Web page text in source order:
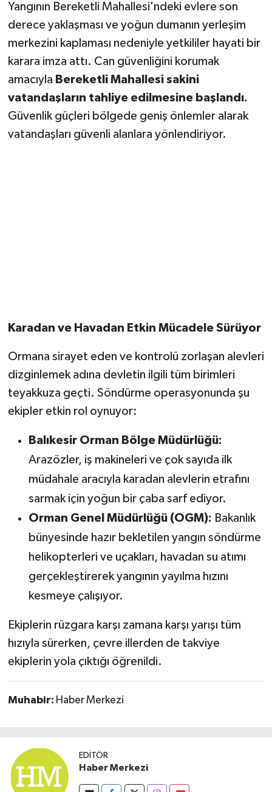
Yangının Bereketli Mahallesi'ndeki evlere son
derece yaklaşması ve yoğun dumanın yerleşim
merkezini kaplaması nedeniyle yetkililer hayati bir
karara imza attı. Can güvenliğini korumak
amacıyla Bereketli Mahallesi sakini
vatandaşların tahliye edilmesine başlandı.
Güvenlik güçleri bölgede geniş önlemler alarak
vatandaşları güvenli alanlara yönlendiriyor.
Karadan ve Havadan Etkin Mücadele Sürüyor
Ormana sirayet eden ve kontrolü zorlaşan alevleri
dizginlemek adına devletin ilgili tüm birimleri
teyakkuza geçti. Söndürme operasyonunda şu
ekipler etkin rol oynuyor:
Balıkesir Orman Bölge Müdürlüğü:
Arazözler, iş makineleri ve çok sayıda ilk
müdahale aracıyla karadan alevlerin etrafını
sarmak için yoğun bir çaba sarf ediyor.
Orman Genel Müdürlüğü (OGM): Bakanlık
bünyesinde hazır bekletilen yangın söndürme
helikopterleri ve uçakları, havadan su atımı
gerçekleştirerek yangının yayılma hızını
kesmeye çalışıyor.
Ekiplerin rüzgara karşı zamana karşı yarışı tüm
hızıyla sürerken, çevre illerden de takviye
ekiplerin yola çıktığı öğrenildi.
Muhabir: Haber Merkezi
EDITÖR
Haber Merkezi
Manyas
OLAY
Resmi İlanlar
Susurluk
TARİHTE BUGÜN
Trend
TÜRKİYE
VİZYONDAKİLER
YAŞAM